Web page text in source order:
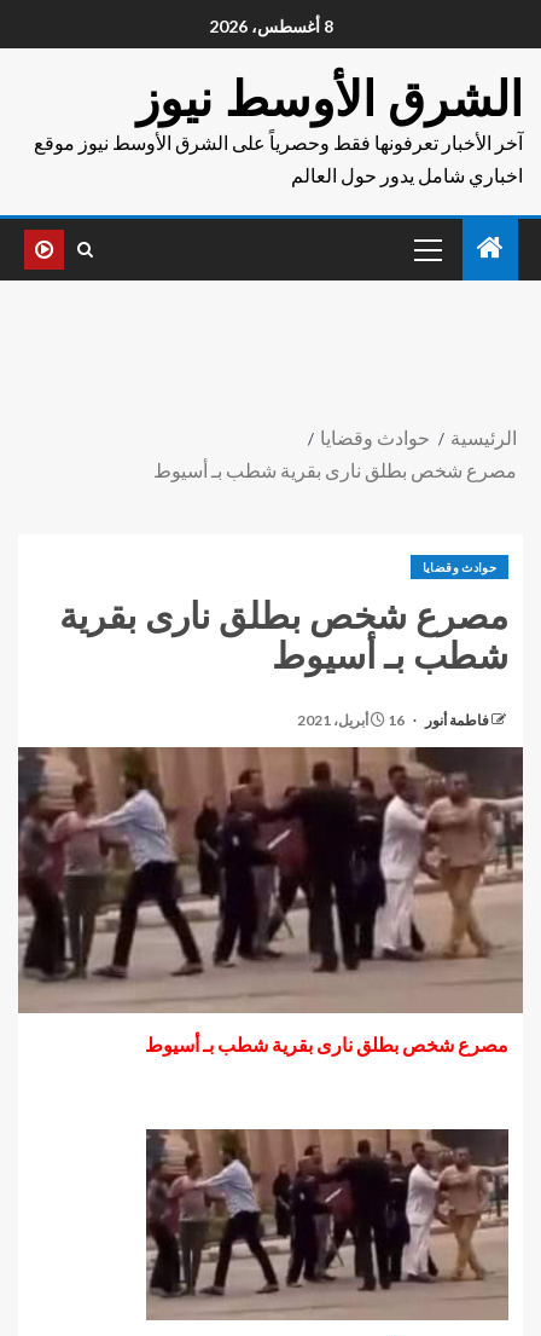
8 أغسطس، 2026
الشرق الأوسط نيوز
آخر الأخبار تعرفونها فقط وحصرياً على الشرق الأوسط نيوز موقع
اخباري شامل يدور حول العالم
الرئيسية
حوادث وقضايا
مصرع شخص بطلق نارى بقرية شطب بـ أسيوط
حوادث وقضايا
مصرع شخص بطلق نارى بقرية
شطب بـ أسيوط
فاطمة أنور 16 أبريل، 2021
مصرع شخص بطلق نارى بقرية شطب بـ أسيوط